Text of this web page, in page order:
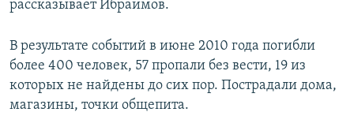
рассказывает Ибраимов.
В результате событий в июне 2010 года погибли
более 400 человек, 57 пропали без вести, 19 из
которых не найдены до сих пор. Пострадали дома,
магазины, точки общепита.